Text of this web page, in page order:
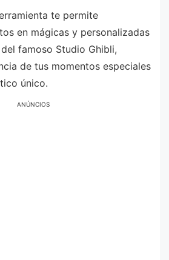
te permite
en mágicas y personalizadas
famoso Studio Ghibli,
de tus momentos especiales
único.
ANÚNCIOS